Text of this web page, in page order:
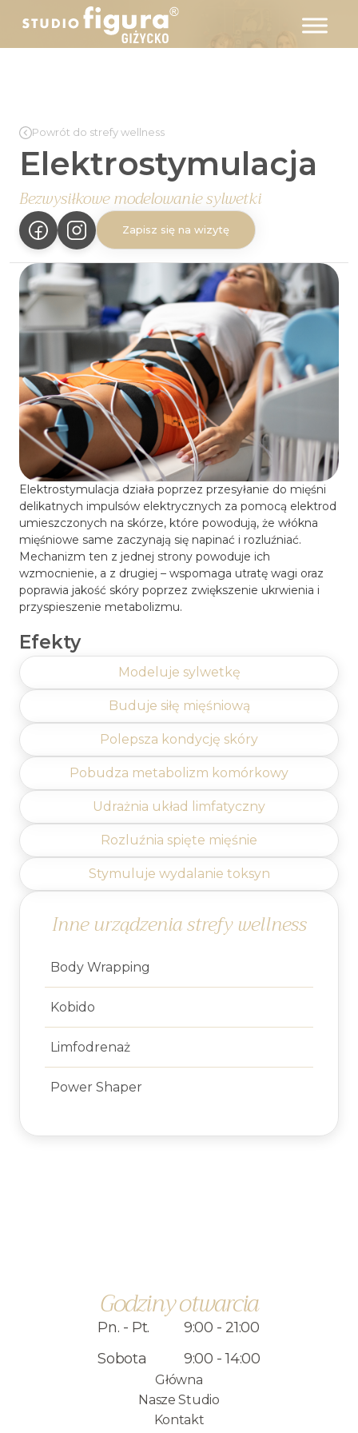
Powrót do strefy wellness
Elektrostymulacja
Bezwysiłkowe modelowanie sylwetki
Zapisz się na wizytę
Elektrostymulacja działa poprzez przesyłanie do mięśni
delikatnych impulsów elektrycznych za pomocą elektrod
umieszczonych na skórze, które powodują, że włókna
mięśniowe same zaczynają się napinać i rozluźniać.
Mechanizm ten z jednej strony powoduje ich
wzmocnienie, a z drugiej – wspomaga utratę wagi oraz
poprawia jakość skóry poprzez zwiększenie ukrwienia i
przyspieszenie metabolizmu.
Efekty
Modeluje sylwetkę
Buduje siłę mięśniową
Polepsza kondycję skóry
Pobudza metabolizm komórkowy
Udrażnia układ limfatyczny
Rozluźnia spięte mięśnie
Stymuluje wydalanie toksyn
Inne urządzenia strefy wellness
Body Wrapping
Kobido
Limfodrenaż
Power Shaper
Główna
Nasze Studio
Kontakt
Godziny otwarcia
Pn. - Pt.
9:00 - 21:00
Sobota
9:00 - 14:00